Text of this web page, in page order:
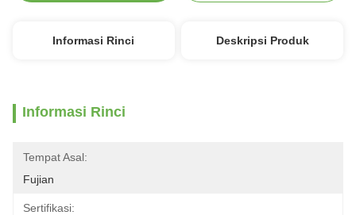
Informasi Rinci Deskripsi Produk
Informasi Rinci
Tempat Asal:
Fujian
Sertifikasi: